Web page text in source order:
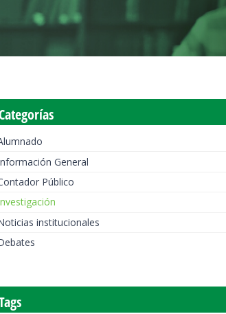
General
Público
institucionales